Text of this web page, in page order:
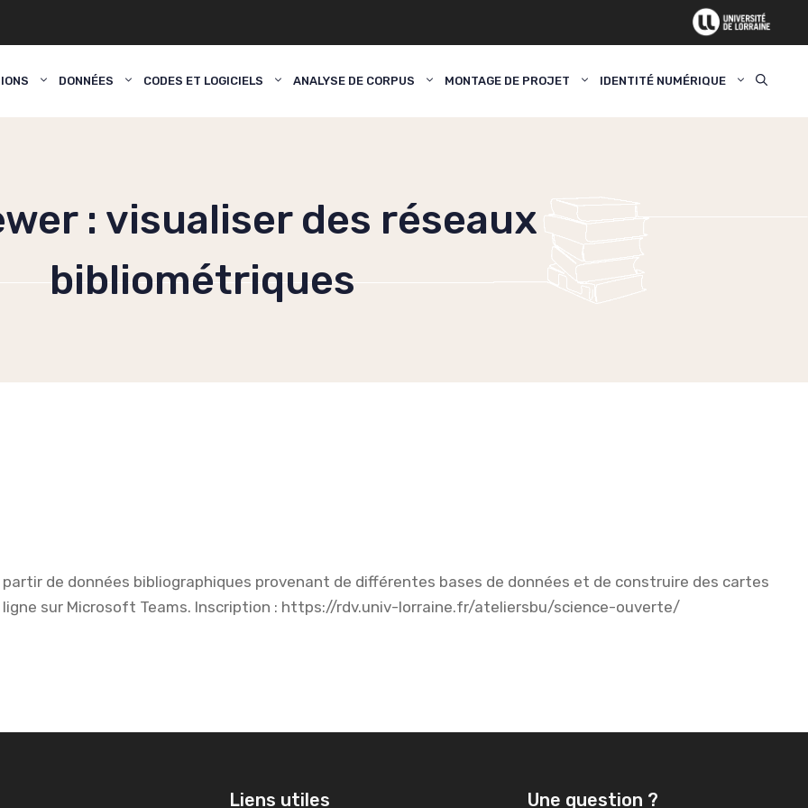
DONNÉES CODES ET LOGICIELS ANALYSE DE CORPUS MONTAGE DE PROJET IDENTITÉ NUMÉRIQUE
: visualiser des réseaux
bibliométriques
de données bibliographiques provenant de différentes bases de données et de construire des cartes
sur Microsoft Teams. Inscription : https://rdv.univ-lorraine.fr/ateliersbu/science-ouverte/
Liens utiles Une question ?